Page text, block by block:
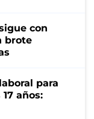
con
brote
para
años: